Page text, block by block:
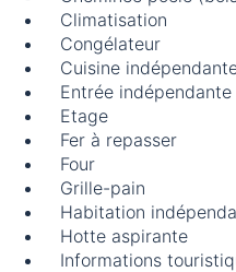
Climatisation
Congélateur
Cuisine
Entrée indépendante
Etage
Fer à repasser
Four
Grille-pain
Habitation
Hotte aspirante
Informations